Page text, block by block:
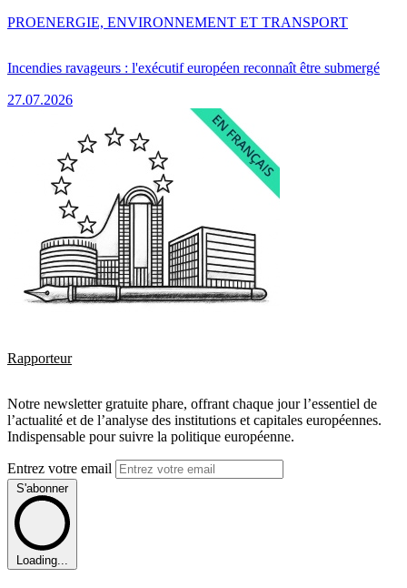
Incendies ravageurs : l'exécutif européen reconnaît être submergé
27.07.2026
PROENERGIE, ENVIRONNEMENT ET TRANSPORT
Rapporteur
Notre newsletter gratuite phare, offrant chaque jour l’essentiel de
l’actualité et de l’analyse des institutions et capitales européennes.
Indispensable pour suivre la politique européenne.
Entrez votre email
S'abonner
Loading...